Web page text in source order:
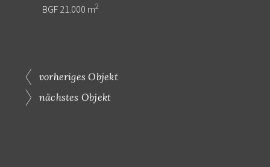
BGF 21.000 m2
vorheriges Objekt
nächstes Objekt